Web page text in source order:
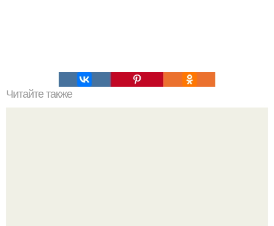
Читайте также